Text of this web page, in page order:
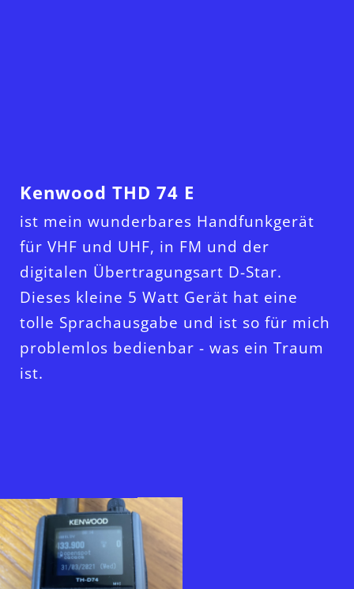
Kenwood THD 74 E
ist mein wunderbares Handfunkgerät
für VHF und UHF, in FM und der
digitalen Übertragungsart D-Star.
Dieses kleine 5 Watt Gerät hat eine
tolle Sprachausgabe und ist so für mich
problemlos bedienbar - was ein Traum
ist.